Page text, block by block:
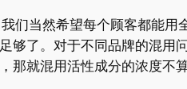
当然希望每个顾客都能用
够了。对于不同品牌的混用
那就混用活性成分的浓度不